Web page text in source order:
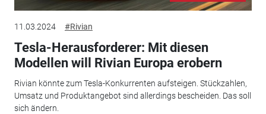
11.03.2024 #Rivian
Tesla-Herausforderer: Mit diesen
Modellen will Rivian Europa erobern
Rivian könnte zum Tesla-Konkurrenten aufsteigen. Stückzahlen,
Umsatz und Produktangebot sind allerdings bescheiden. Das soll
sich ändern.